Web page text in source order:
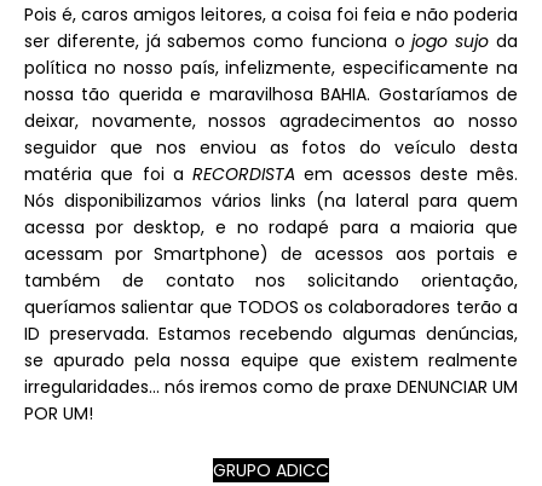
Pois é, caros amigos leitores, a coisa foi feia e não poderia
ser diferente, já sabemos como funciona ojogo sujo da
política no nosso país, infelizmente, especificamente na
nossa tão querida e maravilhosa BAHIA. Gostaríamos de
deixar, novamente, nossos agradecimentos ao nosso
seguidor que nos enviou as fotos do veículo desta
matéria que foi a RECORDISTA em acessos deste mês.
Nós disponibilizamos vários links (na lateral para quem
acessa por desktop, e no rodapé para a maioria que
acessam por Smartphone) de acessos aos portais e
também de contato nos solicitando orientação,
queríamos salientar que TODOS os colaboradores terão a
ID preservada. Estamos recebendo algumas denúncias,
se apurado pela nossa equipe que existem realmente
irregularidades... nós iremos como de praxe DENUNCIAR UM
POR UM!
GRUPO ADICC